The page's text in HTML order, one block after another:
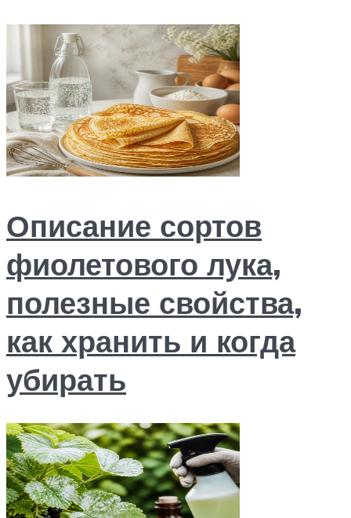
Описание сортов
фиолетового лука,
полезные свойства,
как хранить и когда
убирать